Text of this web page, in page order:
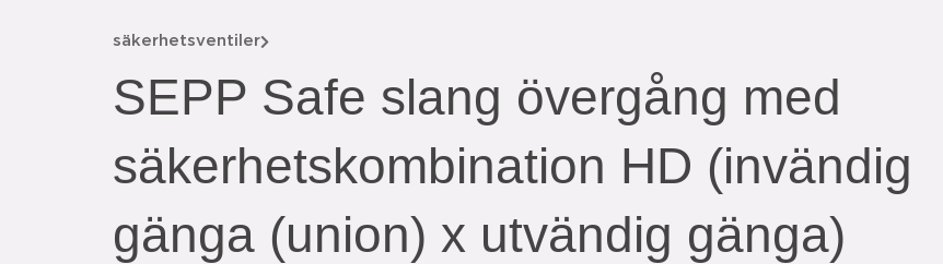
säkerhetsventiler
SEPP Safe slang övergång med
säkerhetskombination HD (invändig
gänga (union) x utvändig gänga)